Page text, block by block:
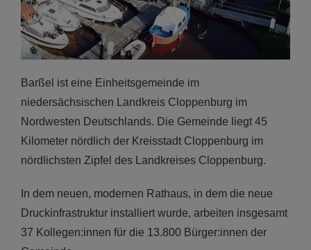
Barßel ist eine Einheitsgemeinde im
niedersächsischen Landkreis Cloppenburg im
Nordwesten Deutschlands. Die Gemeinde liegt 45
Kilometer nördlich der Kreisstadt Cloppenburg im
nördlichsten Zipfel des Landkreises Cloppenburg.
In dem neuen, modernen Rathaus, in dem die neue
Druckinfrastruktur installiert wurde, arbeiten insgesamt
37 Kollegen:innen für die 13.800 Bürger:innen der